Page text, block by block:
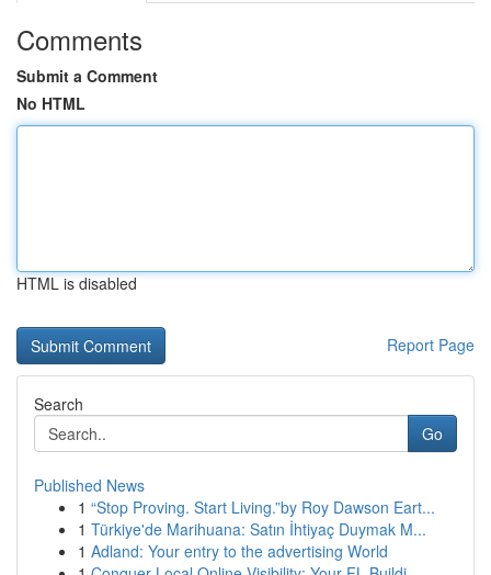
Comments
Submit a Comment
No HTML
HTML is disabled
Report Page
Search
Go
Published News
1 “Stop Proving. Start Living.”by Roy Dawson Eart...
1 Türkiye'de Marihuana: Satın İhtiyaç Duymak M...
1 Adland: Your entry to the advertising World